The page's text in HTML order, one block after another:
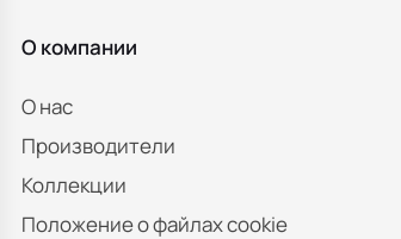
О компании
О нас
Производители
Коллекции
Положение о файлах cookie